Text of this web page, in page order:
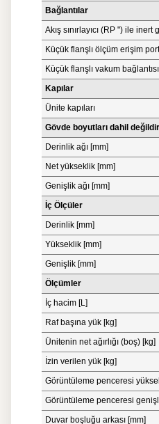
Bağlantılar
Akış sınırlayıcı (RP ") ile inert
Küçük flanşlı ölçüm erişim
Küçük flanşlı vakum
Kapılar
Ünite kapıları
Gövde boyutları dahil
Derinlik ağı [mm]
Net yükseklik [mm]
Genişlik ağı [mm]
İç Ölçüler
Derinlik [mm]
Yükseklik [mm]
Genişlik [mm]
Ölçümler
İç hacim [L]
Raf başına yük [kg]
Ünitenin net ağırlığı (boş) [kg]
İzin verilen yük [kg]
Görüntüleme penceresi
Görüntüleme penceresi
Duvar boşluğu arkası [mm]